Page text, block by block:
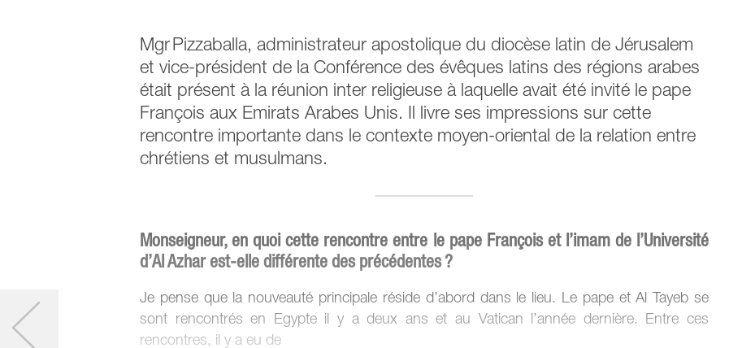
Mgr Pizzaballa, administrateur apostolique du diocèse latin de Jérusalem
et vice-président de la Conférence des évêques latins des régions arabes
était présent à la réunion inter religieuse à laquelle avait été invité le pape
François aux Emirats Arabes Unis. Il livre ses impressions sur cette
rencontre importante dans le contexte moyen-oriental de la relation entre
chrétiens et musulmans.
Monseigneur, en quoi cette rencontre entre le pape François et l’imam de l’Université
d’Al Azhar est-elle différente des précédentes ?
Je pense que la nouveauté principale réside d’abord dans le lieu. Le pape et Al Tayeb se
sont rencontrés en Egypte il y a deux ans et au Vatican l’année dernière. Entre ces
rencontres, il y a eu de